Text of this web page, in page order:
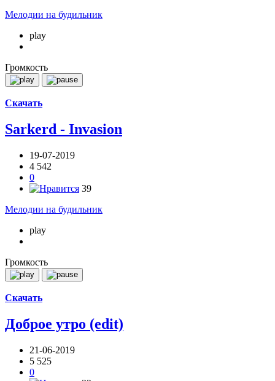
Мелодии на будильник
play
Громкость
Скачать
Sarkerd - Invasion
19-07-2019
4 542
0
39
Мелодии на будильник
play
Громкость
Скачать
Доброе утро (edit)
21-06-2019
5 525
0